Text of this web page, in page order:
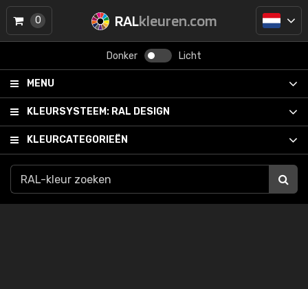
RALkleuren.com
Donker Licht
MENU
KLEURSYSTEEM: RAL DESIGN
KLEURCATEGORIEËN
0